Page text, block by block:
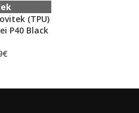
(TPU)
P40 Black
€